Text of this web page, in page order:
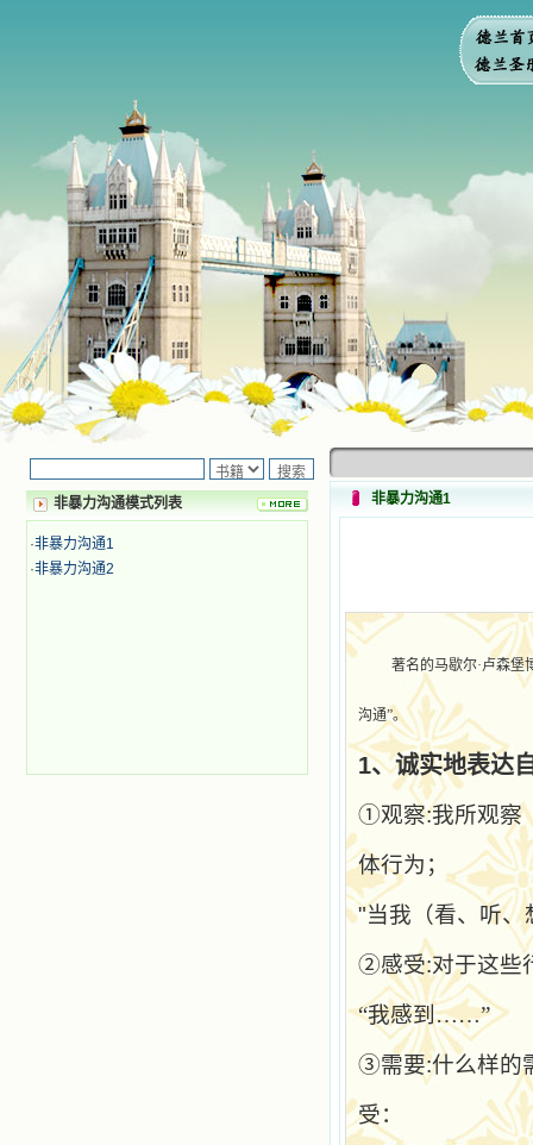
非暴力沟通模式列表
·非暴力沟通1
·非暴力沟通2
非暴力沟通1
著名的马歇尔·卢森堡
沟通”。
1、诚实地表达
①观察:我所观察
体行为；
"当我（看、听、
②感受:对于这些
“我感到……”
③需要:什么样的
受：